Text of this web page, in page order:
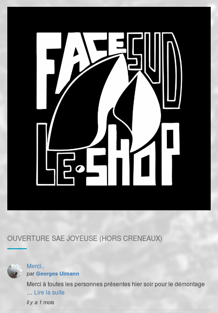
OUVERTURE SAE JOYEUSE (HORS CRENEAUX)
Merci..
par Georges Ulmann
Merci à toutes les personnes présentes hier soir pour le démontage
… Lire la suite
il y a 1 mois